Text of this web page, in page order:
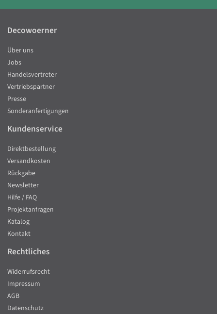
Decowoerner
Über uns
Jobs
Handelsvertreter
Vertriebspartner
Presse
Sonderanfertigungen
Kundenservice
Direktbestellung
Versandkosten
Rückgabe
Newsletter
Hilfe / FAQ
Projektanfragen
Katalog
Kontakt
Rechtliches
Widerrufsrecht
Impressum
AGB
Datenschutz